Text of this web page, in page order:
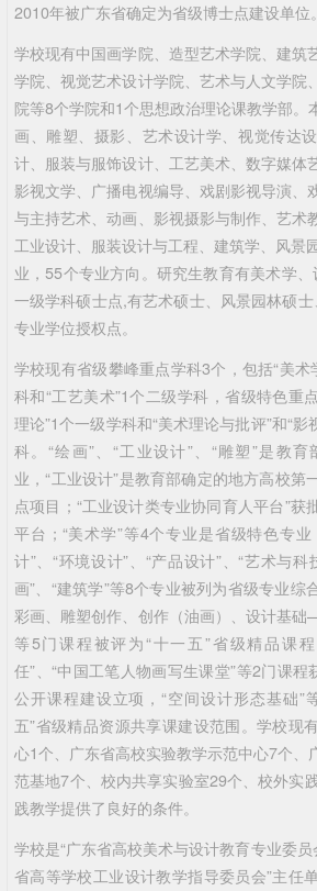
2010年被广东省确定为省级博士点建设单位。
学校现有中国画学院、造型艺术学院、建筑
学院、视觉艺术设计学院、艺术与人文学院
院等8个学院和1个思想政治理论课教学部。
画、雕塑、摄影、艺术设计学、视觉传达
计、服装与服饰设计、工艺美术、数字媒体
影视文学、广播电视编导、戏剧影视导演、
与主持艺术、动画、影视摄影与制作、艺术
工业设计、服装设计与工程、建筑学、风景
业，55个专业方向。研究生教育有美术学
一级学科硕士点,有艺术硕士、风景园林硕
专业学位授权点。
学校现有省级攀峰重点学科3个，包括“美术
科和“工艺美术”1个二级学科，省级特色重
理论”1个一级学科和“美术理论与批评”和“
科。“绘画”、“工业设计”、“雕塑”是教
业，“工业设计”是教育部确定的地方高校第
点项目；“工业设计类专业协同育人平台”获
平台；“美术学”等4个专业是省级特色专业
计”、“环境设计”、“产品设计”、“艺术与科
画”、“建筑学”等8个专业被列为省级专业综
彩画、雕塑创作、创作（油画）、设计基
等5门课程被评为“十一五”省级精品课
任”、“中国工笔人物画写生课堂”等2门课程
公开课程建设立项，“空间设计形态基础”
五”省级精品资源共享课建设范围。学校现
心1个、广东省高校实验教学示范中心7个、
范基地7个、校内共享实验室29个、校外实
践教学提供了良好的条件。
学校是“广东省高校美术与设计教育专业委员
省高等学校工业设计教学指导委员会”主任